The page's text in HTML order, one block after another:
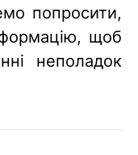
попросити,
щоб
неполадок